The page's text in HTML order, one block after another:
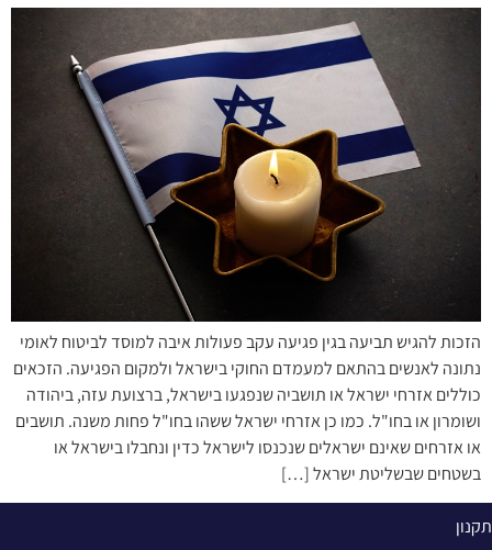
הזכות להגיש תביעה בגין פגיעה עקב פעולות איבה למוסד לביטוח לאומי
נתונה לאנשים בהתאם למעמדם החוקי בישראל ולמקום הפגיעה. הזכאים
כוללים אזרחי ישראל או תושביה שנפגעו בישראל, ברצועת עזה, ביהודה
ושומרון או בחו"ל. כמו כן אזרחי ישראל ששהו בחו"ל פחות משנה. תושבים
או אזרחים שאינם ישראלים שנכנסו לישראל כדין ונחבלו בישראל או
בשטחים שבשליטת ישראל […]
תקנון